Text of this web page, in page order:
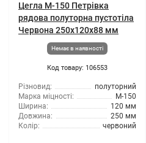
Цегла М-150 Петрівка
рядова полуторна пустотіла
Червона 250х120х88 мм
Немає в наявності
Код товару: 106553
Різновид:
полуторний
Марка міцності:
М-150
Ширина:
120 мм
Довжина:
250 мм
Колір:
червоний